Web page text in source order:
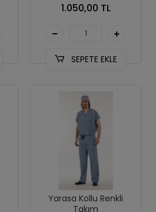
1.050,00 TL
SEPETE EKLE
Yarasa Kollu Renkli
Takım